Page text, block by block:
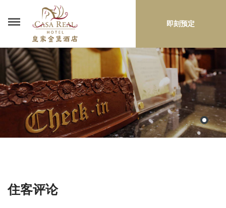
即刻预定
住客评论